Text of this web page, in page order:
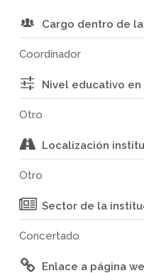
Cargo dentro de
Coordinador
Nivel educativo
Otro
Localización
Otro
Sector de la
Concertado
Enlace a página